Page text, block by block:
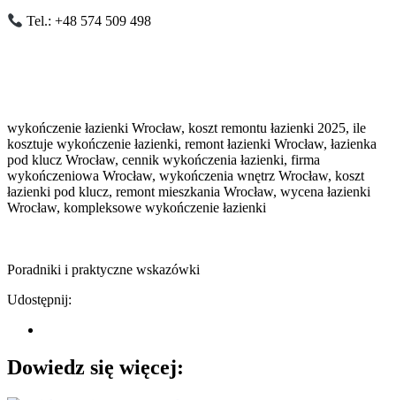
Tel.: +48 574 509 498
wykończenie łazienki Wrocław, koszt remontu łazienki 2025, ile
kosztuje wykończenie łazienki, remont łazienki Wrocław, łazienka
pod klucz Wrocław, cennik wykończenia łazienki, firma
wykończeniowa Wrocław, wykończenia wnętrz Wrocław, koszt
łazienki pod klucz, remont mieszkania Wrocław, wycena łazienki
Wrocław, kompleksowe wykończenie łazienki
Poradniki i praktyczne wskazówki
Udostępnij:
Dowiedz się więcej: